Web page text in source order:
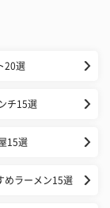
20選
チ15選
15選
めラーメン15選